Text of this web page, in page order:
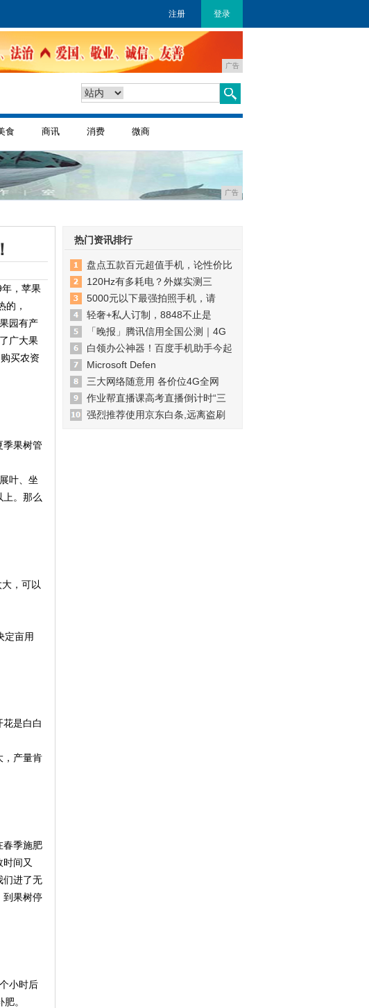
注册 登录
广告
食 商讯 消费 微商
广告
，苹果
的，
园有产
广大果
买农资
季果树管
叶、坐
。那么
，可以
定亩用
是白白
，产量肯
春季施肥
间又
们进了无
到果树停
小时后
。
热门资讯排行
盘点五款百元超值手机，论性价比
120Hz有多耗电？外媒实测三
5000元以下最强拍照手机，请
轻奢+私人订制，8848不止是
「晚报」腾讯信用全国公测｜4G
白领办公神器！百度手机助手今起
Microsoft Defen
三大网络随意用 各价位4G全网
作业帮直播课高考直播倒计时“三
强烈推荐使用京东白条,远离盗刷